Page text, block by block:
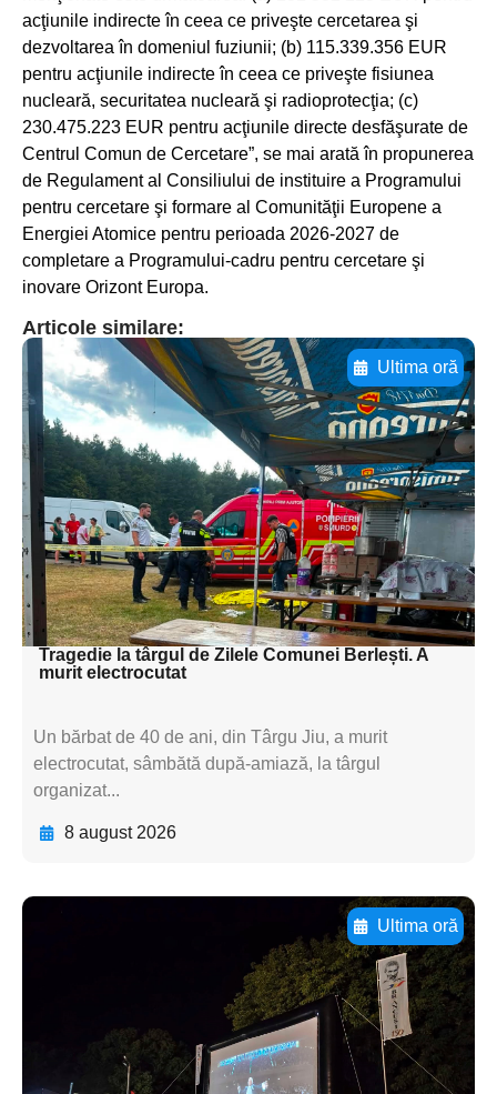
acţiunile indirecte în ceea ce priveşte cercetarea şi
dezvoltarea în domeniul fuziunii; (b) 115.339.356 EUR
pentru acţiunile indirecte în ceea ce priveşte fisiunea
nucleară, securitatea nucleară şi radioprotecţia; (c)
230.475.223 EUR pentru acţiunile directe desfăşurate de
Centrul Comun de Cercetare”, se mai arată în propunerea
de Regulament al Consiliului de instituire a Programului
pentru cercetare şi formare al Comunităţii Europene a
Energiei Atomice pentru perioada 2026-2027 de
completare a Programului-cadru pentru cercetare şi
inovare Orizont Europa.
Articole similare:
Ultima oră
Adaugă aici textul pentru
subtitluAdaugă aici
textul pentru
subtitluAdaugă aici
textul pentru
subtitluAdaugă aici
textul pentru subti
Tragedie la târgul de Zilele Comunei Berlești. A
murit electrocutat
Un bărbat de 40 de ani, din Târgu Jiu, a murit
electrocutat, sâmbătă după-amiază, la târgul
organizat...
8 august 2026
Ultima oră
Adaugă aici textul pentru
subtitluAdaugă aici
textul pentru
subtitluAdaugă aici